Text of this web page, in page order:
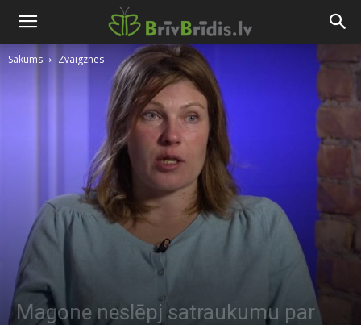
Sākums Zvaigznes
Magone neslēpj satraukumu par